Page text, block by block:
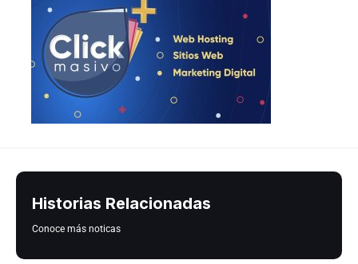
Historias Relacionadas
Conoce más noticas